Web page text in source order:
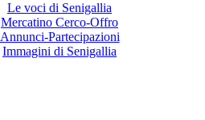
Le voci di Senigallia
Mercatino Cerco-Offro
Annunci-Partecipazioni
Immagini di Senigallia